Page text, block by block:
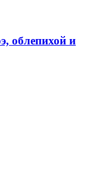
облепихой и